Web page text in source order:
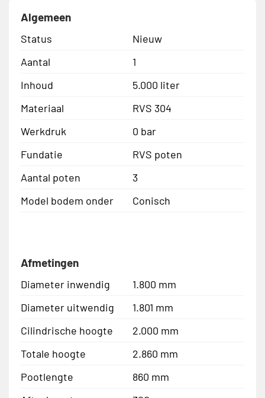
Algemeen
Status
Nieuw
Aantal
1
Inhoud
5.000 liter
Materiaal
RVS 304
Werkdruk
0 bar
Fundatie
RVS poten
Aantal poten
3
Model bodem onder
Conisch
Afmetingen
Diameter inwendig
1.800 mm
Diameter uitwendig
1.801 mm
Cilindrische hoogte
2.000 mm
Totale hoogte
2.860 mm
Pootlengte
860 mm